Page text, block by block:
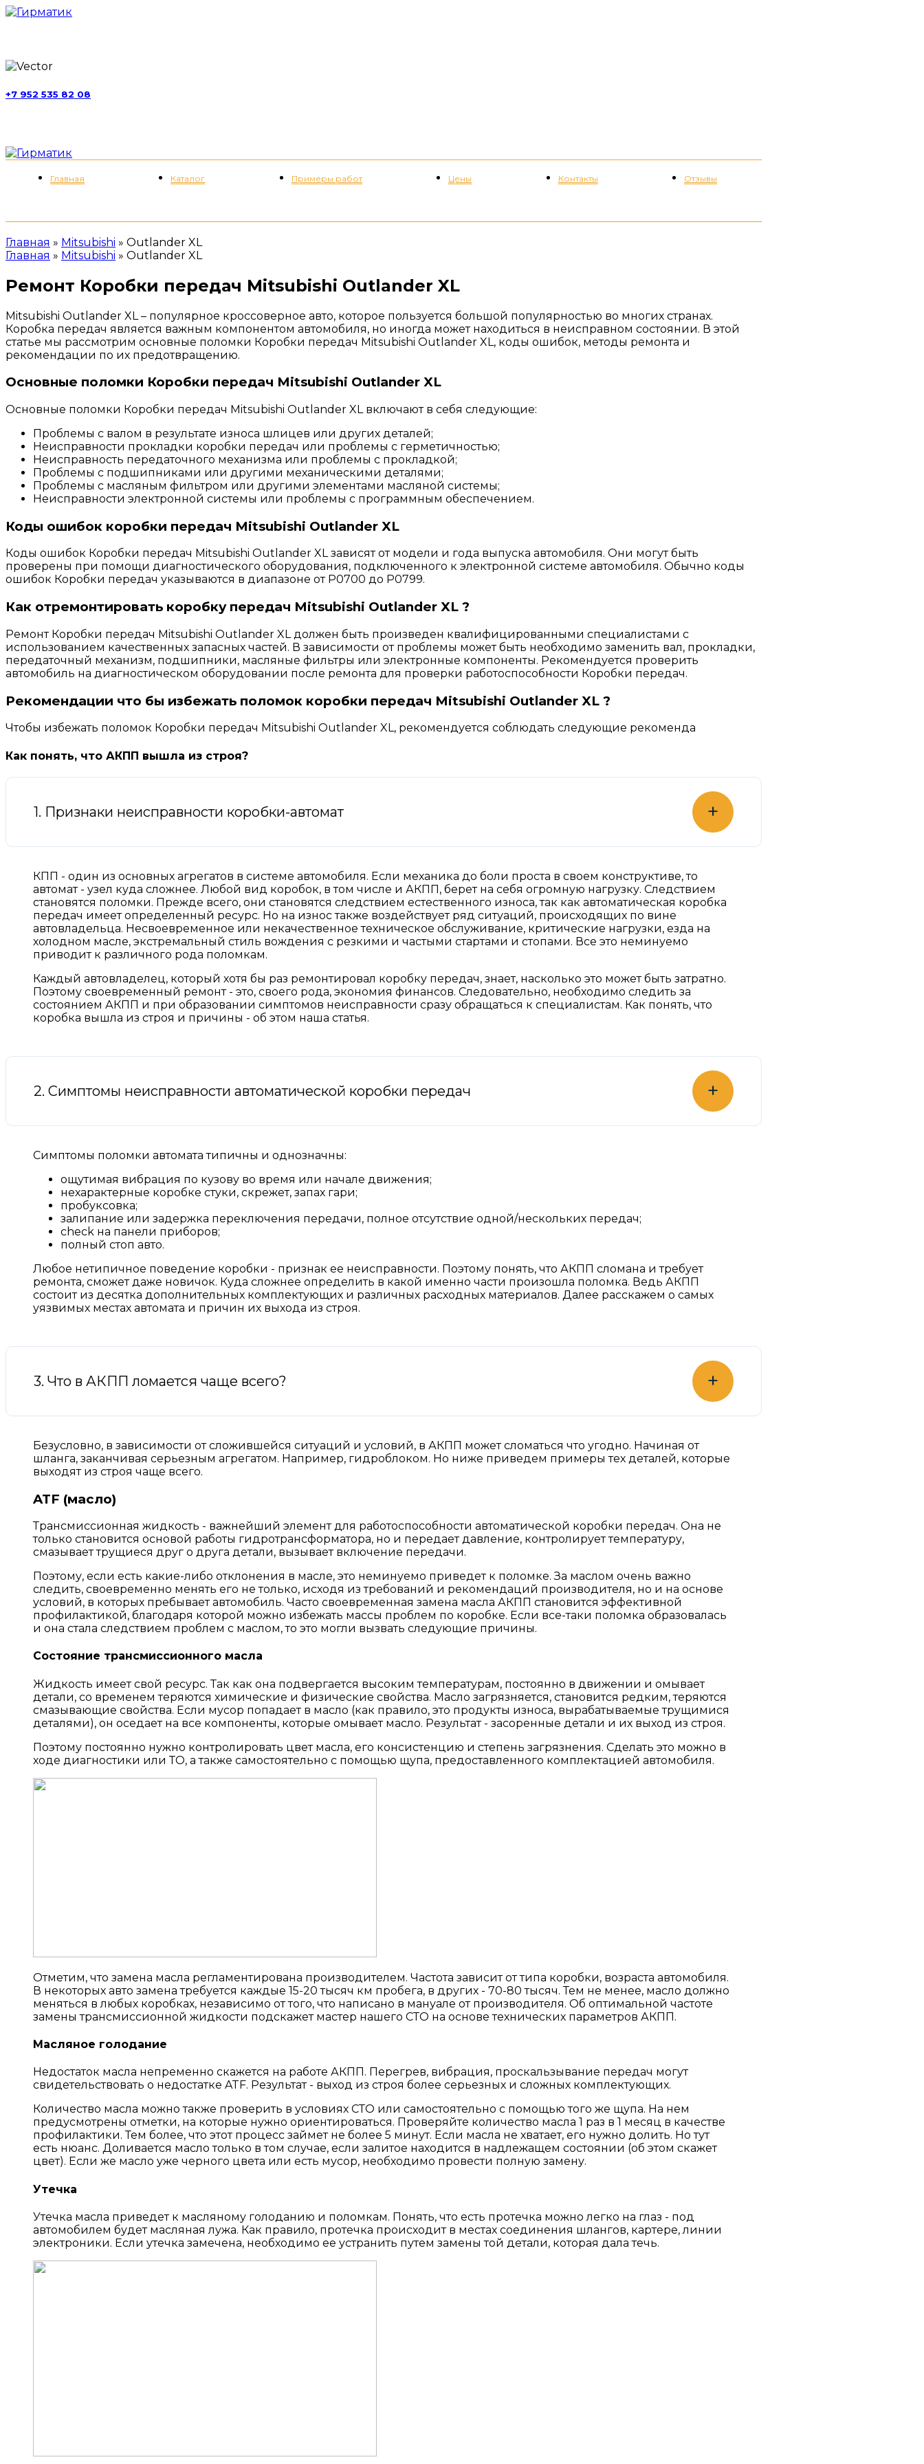
+7 952 535 82 08
Главная Каталог Примеры работ Цены Контакты Отзывы
Главная » Mitsubishi » Outlander XL
Главная » Mitsubishi » Outlander XL
Ремонт Коробки передач Mitsubishi Outlander XL
Mitsubishi Outlander XL – популярное кроссоверное авто, которое пользуется большой популярностью во многих странах.
Коробка передач является важным компонентом автомобиля, но иногда может находиться в неисправном состоянии. В этой
статье мы рассмотрим основные поломки Коробки передач Mitsubishi Outlander XL, коды ошибок, методы ремонта и
рекомендации по их предотвращению.
Основные поломки Коробки передач Mitsubishi Outlander XL
Основные поломки Коробки передач Mitsubishi Outlander XL включают в себя следующие:
Проблемы с валом в результате износа шлицев или других деталей;
Неисправности прокладки коробки передач или проблемы с герметичностью;
Неисправность передаточного механизма или проблемы с прокладкой;
Проблемы с подшипниками или другими механическими деталями;
Проблемы с масляным фильтром или другими элементами масляной системы;
Неисправности электронной системы или проблемы с программным обеспечением.
Коды ошибок коробки передач Mitsubishi Outlander XL
Коды ошибок Коробки передач Mitsubishi Outlander XL зависят от модели и года выпуска автомобиля. Они могут быть
проверены при помощи диагностического оборудования, подключенного к электронной системе автомобиля. Обычно коды
ошибок Коробки передач указываются в диапазоне от P0700 до P0799.
Как отремонтировать коробку передач Mitsubishi Outlander XL ?
Ремонт Коробки передач Mitsubishi Outlander XL должен быть произведен квалифицированными специалистами с
использованием качественных запасных частей. В зависимости от проблемы может быть необходимо заменить вал, прокладки,
передаточный механизм, подшипники, масляные фильтры или электронные компоненты. Рекомендуется проверить
автомобиль на диагностическом оборудовании после ремонта для проверки работоспособности Коробки передач.
Рекомендации что бы избежать поломок коробки передач Mitsubishi Outlander XL ?
Чтобы избежать поломок Коробки передач Mitsubishi Outlander XL, рекомендуется соблюдать следующие рекоменда
Как понять, что АКПП вышла из строя?
1. Признаки неисправности коробки-автомат +
КПП - один из основных агрегатов в системе автомобиля. Если механика до боли проста в своем конструктиве, то
автомат - узел куда сложнее. Любой вид коробок, в том числе и АКПП, берет на себя огромную нагрузку. Следствием
становятся поломки. Прежде всего, они становятся следствием естественного износа, так как автоматическая коробка
передач имеет определенный ресурс. Но на износ также воздействует ряд ситуаций, происходящих по вине
автовладельца. Несвоевременное или некачественное техническое обслуживание, критические нагрузки, езда на
холодном масле, экстремальный стиль вождения с резкими и частыми стартами и стопами. Все это неминуемо
приводит к различного рода поломкам.
Каждый автовладелец, который хотя бы раз ремонтировал коробку передач, знает, насколько это может быть затратно.
Поэтому своевременный ремонт - это, своего рода, экономия финансов. Следовательно, необходимо следить за
состоянием АКПП и при образовании симптомов неисправности сразу обращаться к специалистам. Как понять, что
коробка вышла из строя и причины - об этом наша статья.
2. Симптомы неисправности автоматической коробки передач +
Симптомы поломки автомата типичны и однозначны:
ощутимая вибрация по кузову во время или начале движения;
нехарактерные коробке стуки, скрежет, запах гари;
пробуксовка;
залипание или задержка переключения передачи, полное отсутствие одной/нескольких передач;
check на панели приборов;
полный стоп авто.
Любое нетипичное поведение коробки - признак ее неисправности. Поэтому понять, что АКПП сломана и требует
ремонта, сможет даже новичок. Куда сложнее определить в какой именно части произошла поломка. Ведь АКПП
состоит из десятка дополнительных комплектующих и различных расходных материалов. Далее расскажем о самых
уязвимых местах автомата и причин их выхода из строя.
3. Что в АКПП ломается чаще всего? +
Безусловно, в зависимости от сложившейся ситуаций и условий, в АКПП может сломаться что угодно. Начиная от
шланга, заканчивая серьезным агрегатом. Например, гидроблоком. Но ниже приведем примеры тех деталей, которые
выходят из строя чаще всего.
ATF (масло)
Трансмиссионная жидкость - важнейший элемент для работоспособности автоматической коробки передач. Она не
только становится основой работы гидротрансформатора, но и передает давление, контролирует температуру,
смазывает трущиеся друг о друга детали, вызывает включение передачи.
Поэтому, если есть какие-либо отклонения в масле, это неминуемо приведет к поломке. За маслом очень важно
следить, своевременно менять его не только, исходя из требований и рекомендаций производителя, но и на основе
условий, в которых пребывает автомобиль. Часто своевременная замена масла АКПП становится эффективной
профилактикой, благодаря которой можно избежать массы проблем по коробке. Если все-таки поломка образовалась
и она стала следствием проблем с маслом, то это могли вызвать следующие причины.
Состояние трансмиссионного масла
Жидкость имеет свой ресурс. Так как она подвергается высоким температурам, постоянно в движении и омывает
детали, со временем теряются химические и физические свойства. Масло загрязняется, становится редким, теряются
смазывающие свойства. Если мусор попадает в масло (как правило, это продукты износа, вырабатываемые трущимися
деталями), он оседает на все компоненты, которые омывает масло. Результат - засоренные детали и их выход из строя.
Поэтому постоянно нужно контролировать цвет масла, его консистенцию и степень загрязнения. Сделать это можно в
ходе диагностики или ТО, а также самостоятельно с помощью щупа, предоставленного комплектацией автомобиля.
Отметим, что замена масла регламентирована производителем. Частота зависит от типа коробки, возраста автомобиля.
В некоторых авто замена требуется каждые 15-20 тысяч км пробега, в других - 70-80 тысяч. Тем не менее, масло должно
меняться в любых коробках, независимо от того, что написано в мануале от производителя. Об оптимальной частоте
замены трансмиссионной жидкости подскажет мастер нашего СТО на основе технических параметров АКПП.
Масляное голодание
Недостаток масла непременно скажется на работе АКПП. Перегрев, вибрация, проскальзывание передач могут
свидетельствовать о недостатке ATF. Результат - выход из строя более серьезных и сложных комплектующих.
Количество масла можно также проверить в условиях СТО или самостоятельно с помощью того же щупа. На нем
предусмотрены отметки, на которые нужно ориентироваться. Проверяйте количество масла 1 раз в 1 месяц в качестве
профилактики. Тем более, что этот процесс займет не более 5 минут. Если масла не хватает, его нужно долить. Но тут
есть нюанс. Доливается масло только в том случае, если залитое находится в надлежащем состоянии (об этом скажет
цвет). Если же масло уже черного цвета или есть мусор, необходимо провести полную замену.
Утечка
Утечка масла приведет к масляному голоданию и поломкам. Понять, что есть протечка можно легко на глаз - под
автомобилем будет масляная лужа. Как правило, протечка происходит в местах соединения шлангов, картере, линии
электроники. Если утечка замечена, необходимо ее устранить путем замены той детали, которая дала течь.